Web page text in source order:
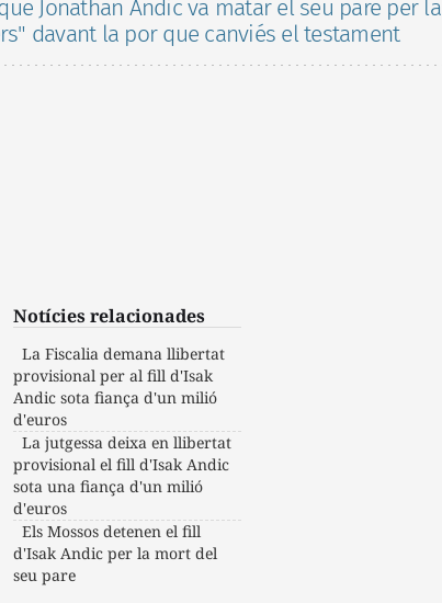
Jonathan Andic va matar el seu pare per la
davant la por que canviés el testament
Notícies relacionades
La Fiscalia demana llibertat
provisional per al fill d'Isak
Andic sota fiança d'un milió
d'euros
La jutgessa deixa en llibertat
provisional el fill d'Isak Andic
sota una fiança d'un milió
d'euros
Els Mossos detenen el fill
d'Isak Andic per la mort del
seu pare